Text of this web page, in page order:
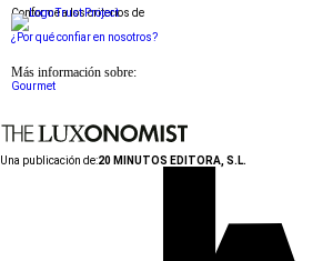
Conforme a los criterios de
¿Por qué confiar en nosotros?
Más información sobre:
Gourmet
Una publicación de:20 MINUTOS EDITORA, S.L.